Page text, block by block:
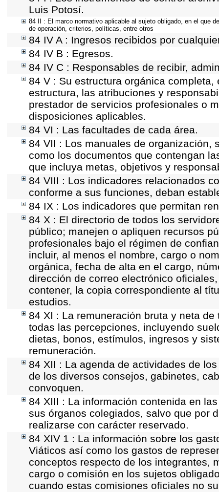
Luis Potosí.
84 II : El marco normativo aplicable al sujeto obligado, en el que
de operación, criterios, políticas, entre otros
84 IV A : Ingresos recibidos por
84 IV B : Egresos.
84 IV C : Responsables de recibir,
84 V : Su estructura orgánica
estructura, las atribuciones y
prestador de servicios profesionales o
disposiciones aplicables.
84 VI : Las facultades de cada área.
84 VII : Los manuales de organización,
como los documentos que contengan
que incluya metas, objetivos y
84 VIII : Los indicadores relacionados
conforme a sus funciones, deban
84 IX : Los indicadores que permitan
84 X : El directorio de todos los
público; manejen o apliquen recursos
profesionales bajo el régimen de
incluir, al menos el nombre, cargo o
orgánica, fecha de alta en el cargo,
dirección de correo electrónico
contener, la copia correspondiente al
estudios.
84 XI : La remuneración bruta y neta
todas las percepciones, incluyendo
dietas, bonos, estímulos, ingresos y
remuneración.
84 XII : La agenda de actividades de
de los diversos consejos, gabinetes,
convoquen.
84 XIII : La información contenida en
sus órganos colegiados, salvo que por
realizarse con carácter reservado.
84 XIV 1 : La información sobre los
Viáticos así como los gastos de
conceptos respecto de los integrantes,
cargo o comisión en los sujetos
cuando estas comisiones oficiales no